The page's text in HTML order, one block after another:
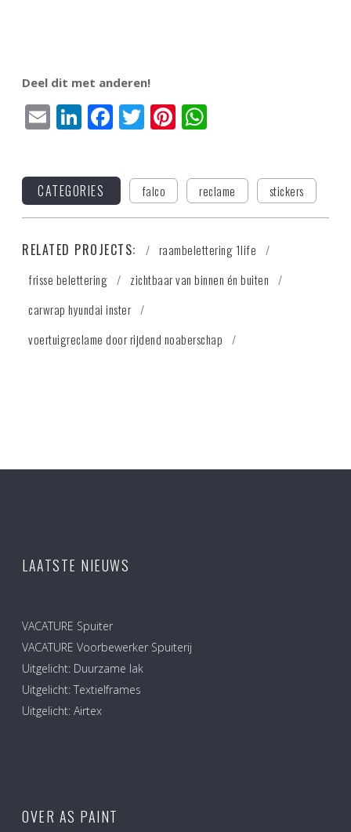
Deel dit met anderen!
EmailLinkedIn
Facebook
TwitterPinterest
CATEGORIES falco reclame stickers
RELATED PROJECTS:
raambelettering 1life
frisse belettering
zichtbaar van binnen én buiten
carwrap hyundai inster
voertuigreclame door rijdend noaberschap
LAATSTE NIEUWS
VACATURE Spuiter
VACATURE Voorbewerker Spuiterij
Uitgelicht: Duurzame lak
Uitgelicht: Textielframes
Uitgelicht: Airtex
OVER AS PAINT